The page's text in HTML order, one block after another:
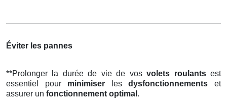
Éviter les pannes
**Prolonger la durée de vie de vosvolets roulantsest
essentiel pour minimiser lesdysfonctionnements et
assurer un fonctionnement optimal .